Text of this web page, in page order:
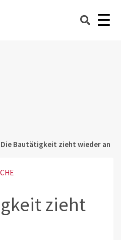
Die Bautätigkeit zieht wieder an
zieht